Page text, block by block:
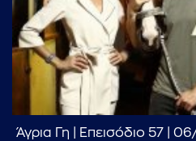
Άγρια Γη | Επεισόδιο 57 |